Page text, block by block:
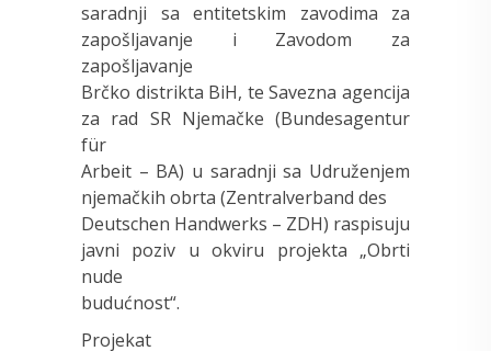
saradnji sa entitetskim zavodima za
zapošljavanje i Zavodom za
zapošljavanje
Brčko distrikta BiH, te Savezna agencija
za rad SR Njemačke (Bundesagentur
für
Arbeit – BA) u saradnji sa Udruženjem
njemačkih obrta (Zentralverband des
Deutschen Handwerks – ZDH) raspisuju
javni poziv u okviru projekta „Obrti
nude
budućnost“.
Projekat